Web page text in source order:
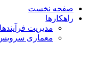
صفحه نخست
راهکارها
مدیریت
معماری سرویس